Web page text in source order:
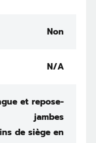
Non
N/A
et repose-
jambes
de siège en